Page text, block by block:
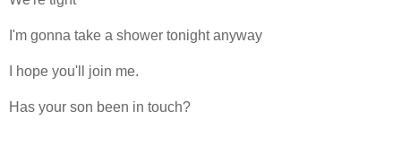
I'm gonna take a shower tonight anyway
I hope you'll join me.
Has your son been in touch?